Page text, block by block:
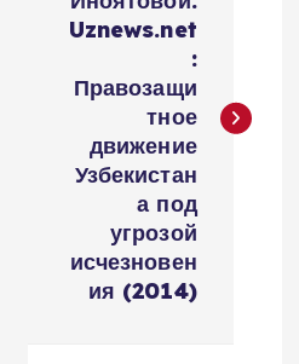
Uznews.net
:
Правозащи
тное
движение
Узбекистан
а под
угрозой
исчезновен
ия (2014)